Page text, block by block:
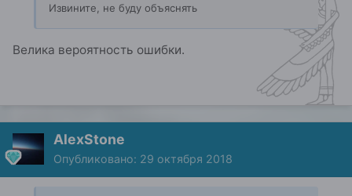
Извините, не буду объяснять
Велика вероятность ошибки.
AlexStone
Опубликовано: 29 октября 2018